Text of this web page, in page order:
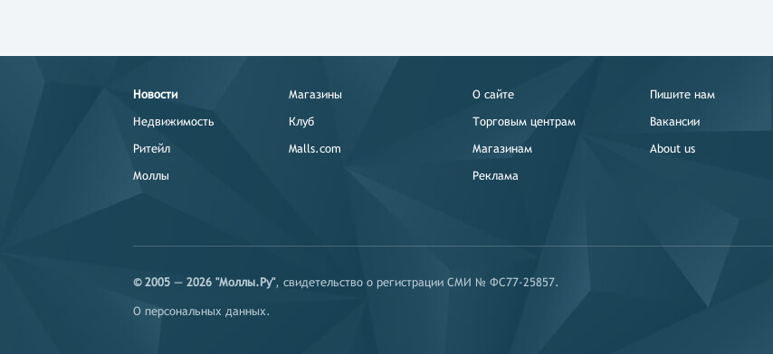
Новости
Недвижимость
Ритейл
Моллы
Магазины
Клуб
Malls.com
О сайте
Торговым центрам
Магазинам
Реклама
Пишите нам
Вакансии
About us
© 2005 — 2026 "Моллы.Ру", свидетельство о регистрации СМИ № ФС77-25857.
О персональных данных.